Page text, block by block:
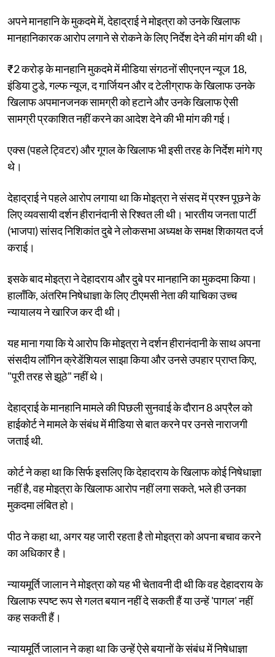
अपने मानहानि के मुकदमे में, देहाद्राई ने मोइत्रा को उनके खिलाफ
मानहानिकारक आरोप लगाने से रोकने के लिए निर्देश देने की मांग की थी।
₹2 करोड़ के मानहानि मुकदमे में मीडिया संगठनों सीएनएन न्यूज 18,
इंडिया टुडे, गल्फ न्यूज, द गार्जियन और द टेलीग्राफ के खिलाफ उनके
खिलाफ अपमानजनक सामग्री को हटाने और उनके खिलाफ ऐसी
सामग्री प्रकाशित नहीं करने का आदेश देने की भी मांग की गई।
एक्स (पहले ट्विटर) और गूगल के खिलाफ भी इसी तरह के निर्देश मांगे गए
थे।
देहाद्राई ने पहले आरोप लगाया था कि मोइत्रा ने संसद में प्रश्न पूछने के
लिए व्यवसायी दर्शन हीरानंदानी से रिश्वत ली थी। भारतीय जनता पार्टी
(भाजपा) सांसद निशिकांत दुबे ने लोकसभा अध्यक्ष के समक्ष शिकायत दर्ज
कराई।
इसके बाद मोइत्रा ने देहादराय और दुबे पर मानहानि का मुकदमा किया।
हालाँकि, अंतरिम निषेधाज्ञा के लिए टीएमसी नेता की याचिका उच्च
न्यायालय ने खारिज कर दी थी।
यह माना गया कि ये आरोप कि मोइत्रा ने दर्शन हीरानंदानी के साथ अपना
संसदीय लॉगिन क्रेडेंशियल साझा किया और उनसे उपहार प्राप्त किए,
"पूरी तरह से झूठे" नहीं थे।
देहाद्राई के मानहानि मामले की पिछली सुनवाई के दौरान 8 अप्रैल को
हाईकोर्ट ने मामले के संबंध में मीडिया से बात करने पर उनसे नाराजगी
जताई थी.
कोर्ट ने कहा था कि सिर्फ इसलिए कि देहादराय के खिलाफ कोई निषेधाज्ञा
नहीं है, वह मोइत्रा के खिलाफ आरोप नहीं लगा सकते, भले ही उनका
मुकदमा लंबित हो।
पीठ ने कहा था, अगर यह जारी रहता है तो मोइत्रा को अपना बचाव करने
का अधिकार है।
न्यायमूर्ति जालान ने मोइत्रा को यह भी चेतावनी दी थी कि वह देहादराय के
खिलाफ स्पष्ट रूप से गलत बयान नहीं दे सकती हैं या उन्हें 'पागल' नहीं
कह सकती हैं।
न्यायमूर्ति जालान ने कहा था कि उन्हें ऐसे बयानों के संबंध में निषेधाज्ञा